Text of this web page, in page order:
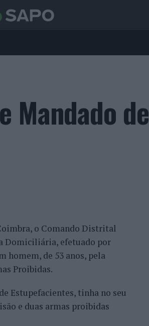
Mandado de
o Comando Distrital
Domiciliária, efetuado por
homem, de 53 anos, pela
Proibidas.
Estupefacientes, tinha no seu
e duas armas proibidas